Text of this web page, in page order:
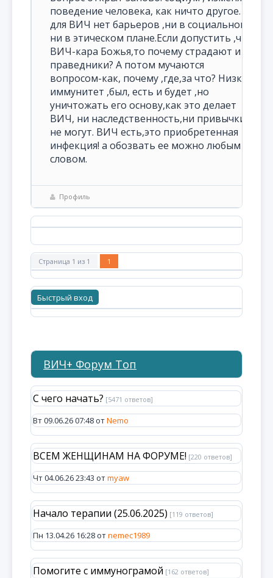
поведение человека, как ничто другое. А
для ВИЧ нет барьеров ,ни в социальном ,
ни в этическом плане.Если допустить ,что
ВИЧ-кара Божья,то почему страдают и
праведники? А потом мучаются
вопросом-как, почему ,где,за что? Низкий
иммунитет ,был, есть и будет ,но
уничтожать его основу,как это делает
ВИЧ, ни наследственность,ни привычки
не могут. ВИЧ есть,это приобретенная
инфекция! а обозвать ее можно любым
словом.
Профиль
Страница 1 из 1 1
ВИЧ+ Форум Топ
С чего начать? [5471 ответов]
Вт 09.06.26 07:48 отNemo
ВСЕМ ЖЕНЩИНАМ НА ФОРУМЕ! [220 ответов]
Чт 04.06.26 23:43 отmyaw
Начало терапии (25.06.2025) [119 ответов]
Пн 13.04.26 16:28 отnemec1989
Помогите с иммунограмой [162 ответов]